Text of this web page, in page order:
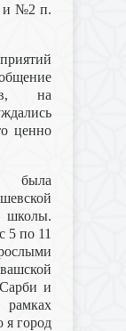
и №2 п.
на
ценно
была
школы.
5 по 11
и
я город